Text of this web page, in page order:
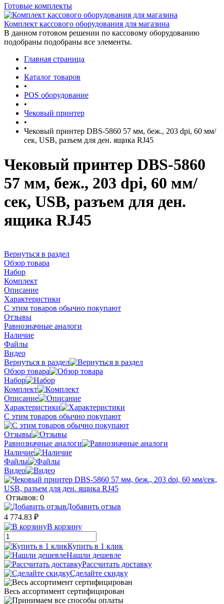
Готовые комплекты
Комплект кассового оборудования для магазина
В данном готовом решении по кассовому оборудованию
подобраны подобраны все элементы.
Главная страница
•
Каталог товаров
•
POS оборудование
•
Чековый принтер
•
Чековый принтер DBS-5860 57 мм, беж., 203 dpi, 60 мм/
сек, USB, разъем для ден. ящика RJ45
Чековый принтер DBS-5860
57 мм, беж., 203 dpi, 60 мм/
сек, USB, разъем для ден.
ящика RJ45
Вернуться в раздел
Обзор товара
Набор
Комплект
Описание
Характеристики
С этим товаров обычно покупают
Отзывы
Равнозначные аналоги
Наличие
Файлы
Видео
Вернуться в раздел
Обзор товара
Набор
Комплект
Описание
Характеристики
С этим товаров обычно покупают
Отзывы
Равнозначные аналоги
Наличие
Файлы
Видео
Отзывов: 0
Добавить отзыв
4 774.83 ₽
В корзину
Купить в 1 клик
Нашли дешевле
Рассчитать доставку
Сделайте скидку
Весь ассортимент сертифицирован